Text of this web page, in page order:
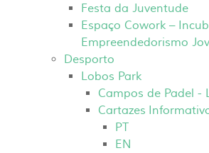
Festa da Juventude
Espaço Cowork –
Empreendedorismo
Desporto
Lobos Park
Campos de Padel -
Cartazes
PT
EN